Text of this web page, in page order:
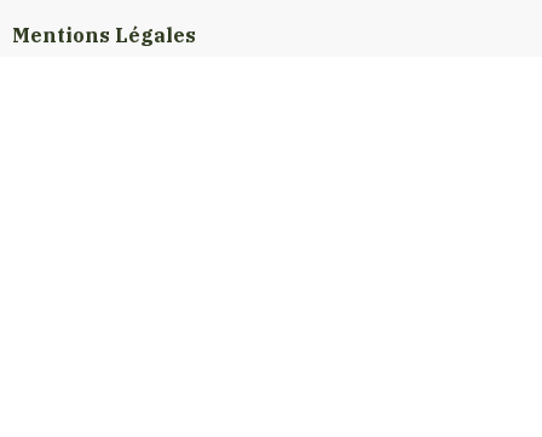
Mentions Légales